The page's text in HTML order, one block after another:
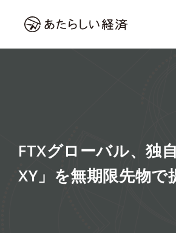
FTXグローバル、独
XY」を無期限先物で